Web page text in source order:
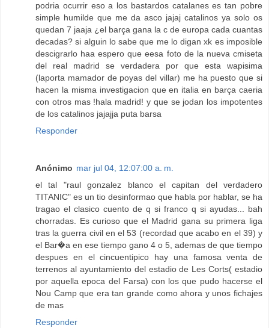
podria ocurrir eso a los bastardos catalanes es tan pobre
simple humilde que me da asco jajaj catalinos ya solo os
quedan 7 jaaja ¿el barça gana la c de europa cada cuantas
decadas? si alguin lo sabe que me lo digan xk es imposible
descigrarlo haa espero que eesa foto de la nueva cmiseta
del real madrid se verdadera por que esta wapisima
(laporta mamador de poyas del villar) me ha puesto que si
hacen la misma investigacion que en italia en barça caeria
con otros mas !hala madrid! y que se jodan los impotentes
de los catalinos jajajja puta barsa
Responder
Anónimo mar jul 04, 12:07:00 a. m.
el tal "raul gonzalez blanco el capitan del verdadero
TITANIC" es un tio desinformao que habla por hablar, se ha
tragao el clasico cuento de q si franco q si ayudas... bah
chorradas. Es curioso que el Madrid gana su primera liga
tras la guerra civil en el 53 (recordad que acabo en el 39) y
el Bar�a en ese tiempo gano 4 o 5, ademas de que tiempo
despues en el cincuentipico hay una famosa venta de
terrenos al ayuntamiento del estadio de Les Corts( estadio
por aquella epoca del Farsa) con los que pudo hacerse el
Nou Camp que era tan grande como ahora y unos fichajes
de mas
Responder